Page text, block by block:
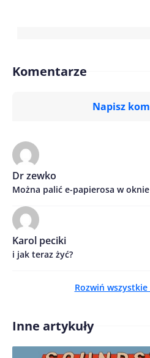
Komentarze
Napisz
Treść komentarza*
Imię/ Nick*
Dr zewko
Można palić e-papierosa w
Karol peciki
i jak teraz żyć?
Rozwiń
Inne artykuły